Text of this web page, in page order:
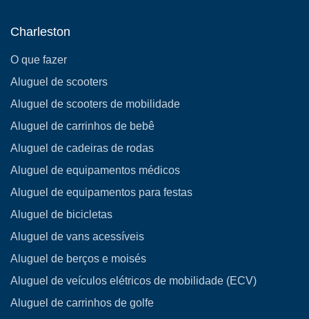
Charleston
O que fazer
Aluguel de scooters
Aluguel de scooters de mobilidade
Aluguel de carrinhos de bebê
Aluguel de cadeiras de rodas
Aluguel de equipamentos médicos
Aluguel de equipamentos para festas
Aluguel de bicicletas
Aluguel de vans acessíveis
Aluguel de berços e moisés
Aluguel de veículos elétricos de mobilidade (ECV)
Aluguel de carrinhos de golfe